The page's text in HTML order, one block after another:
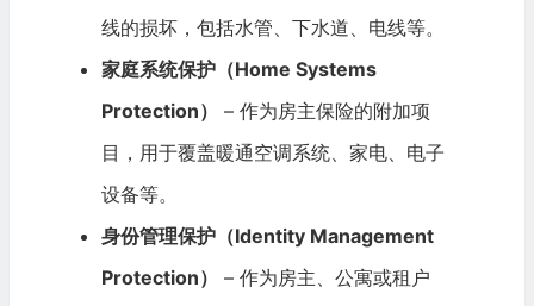
线的损坏，包括水管、下水道、电线等。
家庭系统保护（Home Systems
Protection）
– 作为房主保险的附加项
目，用于覆盖暖通空调系统、家电、电子
设备等。
身份管理保护（Identity Management
Protection）
– 作为房主、公寓或租户